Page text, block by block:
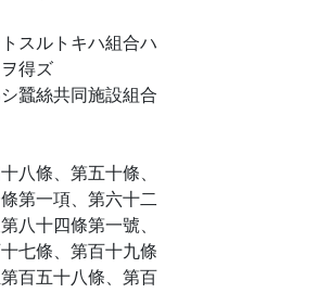
スルトキハ組合ハ
得ズ
蠶絲共同施設組合
八條、第五十條、
第一項、第六十二
八十四條第一號、
七條、第百十九條
百五十八條、第百